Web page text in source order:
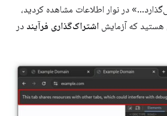
در نوار اطلاعات مشاهده کردید،
که آزمایش اشتراک‌گذاری فرآیند در